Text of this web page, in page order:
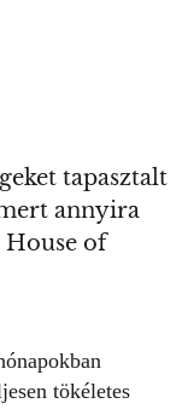
tapasztalt
annyira
House of
tökéletes